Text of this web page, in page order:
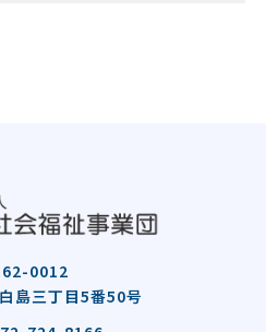
0012
島三丁目5番50号